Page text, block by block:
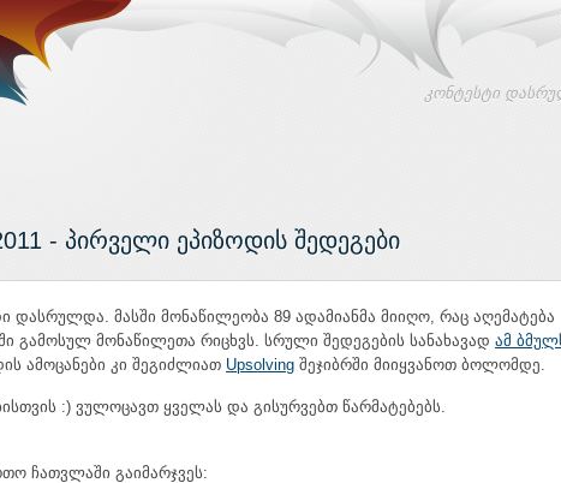
კონტესტი
- პირველი ეპიზოდის შედეგები
დასრულდა. მასში მონაწილეობა 89 ადამიანმა მიიღო, რაც აღემატება
გამოსულ მონაწილეთა რიცხვს. სრული შედეგების სანახავად ამ
ამოცანები კი შეგიძლიათ Upsolving შეჯიბრში მიიყვანოთ ბოლომდე.
:) ვულოცავთ ყველას და გისურვებთ წარმატებებს.
ჩათვლაში გაიმარჯვეს: